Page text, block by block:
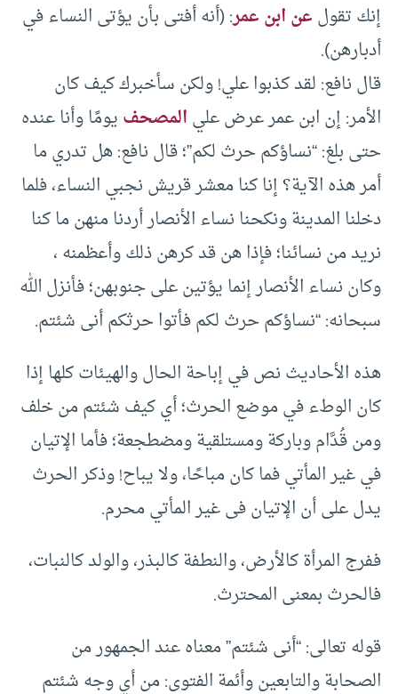
إنك تقولعن ابن عمر: (أنه أفتى بأن يؤتى النساء في
أدبارهن).
قال نافع: لقد كذبوا علي! ولكن سأخبرك كيف كان
الأمر: إن ابن عمر عرض عليالمصحفيومًا وأنا عنده
حتى بلغ: “نساؤكم حرث لكم”؛ قال نافع: هل تدري ما
أمر هذه الآية؟ إنا كنا معشر قريش نجبي النساء، فلما
دخلنا المدينة ونكحنا نساء الأنصار أردنا منهن ما كنا
نريد من نسائنا؛ فإذا هن قد كرهن ذلك وأعظمنه ،
وكان نساء الأنصار إنما يؤتين على جنوبهن؛ فأنزل الله
سبحانه: “نساؤكم حرث لكم فأتوا حرثكم أنى شئتم.
هذه الأحاديث نص في إباحة الحال والهيئات كلها إذا
كان الوطء في موضع الحرث؛ أي كيف شئتم من خلف
ومن قُدَّام وباركة ومستلقية ومضطجعة؛ فأما الإتيان
في غير المأتي فما كان مباحًا، ولا يباح! وذكر الحرث
يدل على أن الإتيان فى غير المأتي محرم.
ففرج المرأة كالأرض، والنطفة كالبذر، والولد كالنبات،
فالحرث بمعنى المحترث.
قوله تعالى: “أنى شئتم” معناه عند الجمهور من
الصحابة والتابعين وأئمة الفتوى: من أي وجه شئتم